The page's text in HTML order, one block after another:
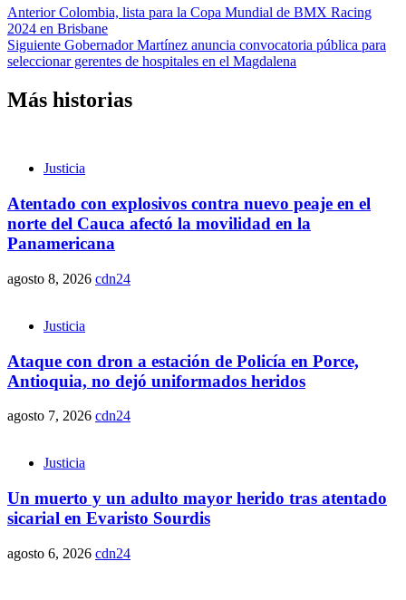
AnteriorColombia, lista para la Copa Mundial de BMX Racing
2024 en Brisbane
Siguiente Gobernador Martínez anuncia convocatoria pública para
seleccionar gerentes de hospitales en el Magdalena
Más historias
Justicia
Atentado con explosivos contra nuevo peaje en el
norte del Cauca afectó la movilidad en la
Panamericana
agosto 8, 2026 cdn24
Justicia
Ataque con dron a estación de Policía en Porce,
Antioquia, no dejó uniformados heridos
agosto 7, 2026 cdn24
Justicia
Un muerto y un adulto mayor herido tras atentado
sicarial en Evaristo Sourdis
agosto 6, 2026 cdn24